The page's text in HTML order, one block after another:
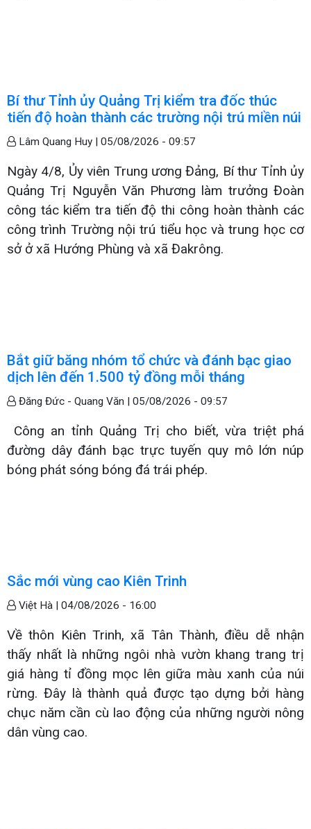
Bí thư Tỉnh ủy Quảng Trị kiểm tra đốc thúc
tiến độ hoàn thành các trường nội trú miền núi
Lâm Quang Huy | 05/08/2026 - 09:57
Ngày 4/8, Ủy viên Trung ương Đảng, Bí thư Tỉnh ủy
Quảng Trị Nguyễn Văn Phương làm trưởng Đoàn
công tác kiểm tra tiến độ thi công hoàn thành các
công trình Trường nội trú tiểu học và trung học cơ
sở ở xã Hướng Phùng và xã Đakrông.
Bắt giữ băng nhóm tổ chức và đánh bạc giao
dịch lên đến 1.500 tỷ đồng mỗi tháng
Đăng Đức - Quang Văn | 05/08/2026 - 09:57
Công an tỉnh Quảng Trị cho biết, vừa triệt phá
đường dây đánh bạc trực tuyến quy mô lớn núp
bóng phát sóng bóng đá trái phép.
Sắc mới vùng cao Kiên Trinh
Việt Hà | 04/08/2026 - 16:00
Về thôn Kiên Trinh, xã Tân Thành, điều dễ nhận
thấy nhất là những ngôi nhà vườn khang trang trị
giá hàng tỉ đồng mọc lên giữa màu xanh của núi
rừng. Đây là thành quả được tạo dựng bởi hàng
chục năm cần cù lao động của những người nông
dân vùng cao.